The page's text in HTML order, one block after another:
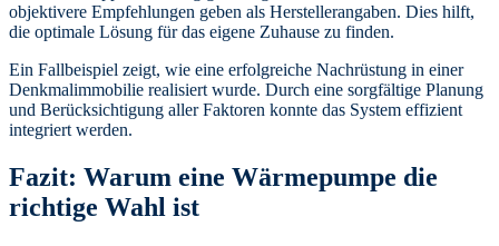
objektivere Empfehlungen geben als Herstellerangaben. Dies hilft,
die optimale Lösung für das eigene Zuhause zu finden.
Ein Fallbeispiel zeigt, wie eine erfolgreiche Nachrüstung in einer
Denkmalimmobilie realisiert wurde. Durch eine sorgfältige Planung
und Berücksichtigung aller Faktoren konnte das System effizient
integriert werden.
Fazit: Warum eine Wärmepumpe die
richtige Wahl ist